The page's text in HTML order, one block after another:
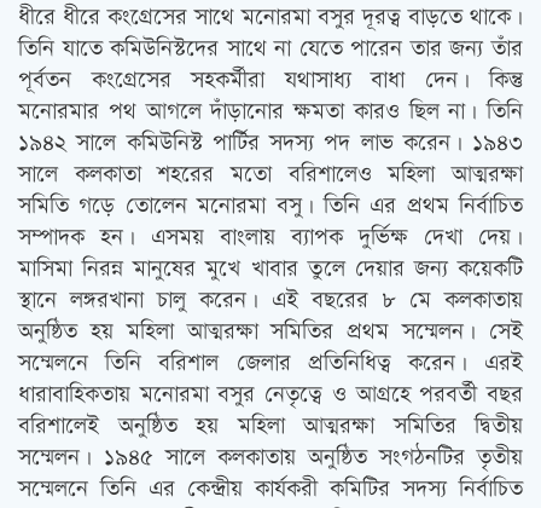
ধীরে ধীরে কংগ্রেসের সাথে মনোরমা বসুর দূরত্ব বাড়তে থাকে।
তিনি যাতে কমিউনিস্টদের সাথে না যেতে পারেন তার জন্য তাঁর
পূর্বতন কংগ্রেসের সহকর্মীরা যথাসাধ্য বাধা দেন। কিন্তু
মনোরমার পথ আগলে দাঁড়ানোর ক্ষমতা কারও ছিল না। তিনি
১৯৪২ সালে কমিউনিস্ট পার্টির সদস্য পদ লাভ করেন। ১৯৪৩
সালে কলকাতা শহরের মতো বরিশালেও মহিলা আত্মরক্ষা
সমিতি গড়ে তোলেন মনোরমা বসু। তিনি এর প্রথম নির্বাচিত
সম্পাদক হন। এসময় বাংলায় ব্যাপক দুর্ভিক্ষ দেখা দেয়।
মাসিমা নিরন্ন মানুষের মুখে খাবার তুলে দেয়ার জন্য কয়েকটি
স্থানে লঙ্গরখানা চালু করেন। এই বছরের ৮ মে কলকাতায়
অনুষ্ঠিত হয় মহিলা আত্মরক্ষা সমিতির প্রথম সম্মেলন। সেই
সম্মেলনে তিনি বরিশাল জেলার প্রতিনিধিত্ব করেন। এরই
ধারাবাহিকতায় মনোরমা বসুর নেতৃত্বে ও আগ্রহে পরবর্তী বছর
বরিশালেই অনুষ্ঠিত হয় মহিলা আত্মরক্ষা সমিতির দ্বিতীয়
সম্মেলন। ১৯৪৫ সালে কলকাতায় অনুষ্ঠিত সংগঠনটির তৃতীয়
সম্মেলনে তিনি এর কেন্দ্রীয় কার্যকরী কমিটির সদস্য নির্বাচিত